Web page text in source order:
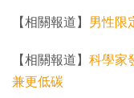
【相關報道】 男性限
【相關報道】 科學家
兼更低碳